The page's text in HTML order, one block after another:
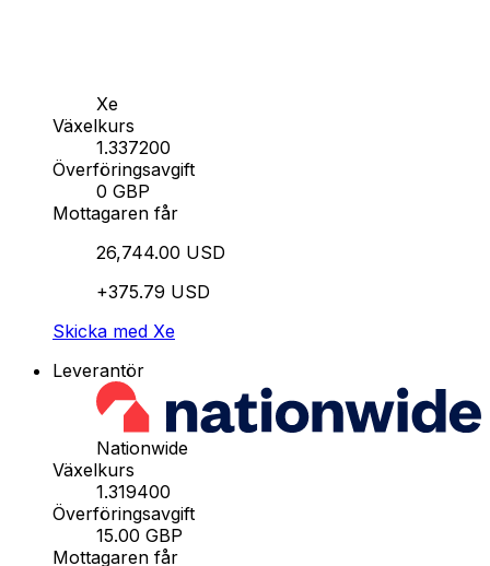
Xe
Växelkurs
1.337200
Överföringsavgift
0 GBP
Mottagaren får
26,744.00 USD
+375.79 USD
Skicka med Xe
Leverantör
Nationwide
Växelkurs
1.319400
Överföringsavgift
15.00 GBP
Mottagaren får